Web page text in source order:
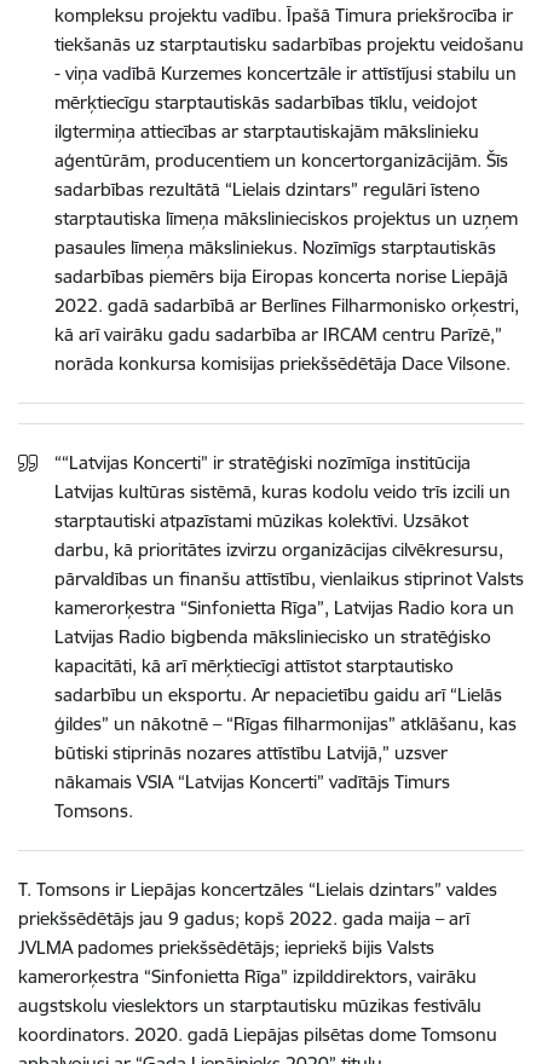
kompleksu projektu vadību. Īpašā Timura priekšrocība ir
tiekšanās uz starptautisku sadarbības projektu veidošanu
- viņa vadībā Kurzemes koncertzāle ir attīstījusi stabilu un
mērķtiecīgu starptautiskās sadarbības tīklu, veidojot
ilgtermiņa attiecības ar starptautiskajām mākslinieku
aģentūrām, producentiem un koncertorganizācijām. Šīs
sadarbības rezultātā “Lielais dzintars” regulāri īsteno
starptautiska līmeņa mākslinieciskos projektus un uzņem
pasaules līmeņa māksliniekus. Nozīmīgs starptautiskās
sadarbības piemērs bija Eiropas koncerta norise Liepājā
2022. gadā sadarbībā ar Berlīnes Filharmonisko orķestri,
kā arī vairāku gadu sadarbība ar IRCAM centru Parīzē,”
norāda konkursa komisijas priekšsēdētāja Dace Vilsone.
““Latvijas Koncerti” ir stratēģiski nozīmīga institūcija
Latvijas kultūras sistēmā, kuras kodolu veido trīs izcili un
starptautiski atpazīstami mūzikas kolektīvi. Uzsākot
darbu, kā prioritātes izvirzu organizācijas cilvēkresursu,
pārvaldības un finanšu attīstību, vienlaikus stiprinot Valsts
kamerorķestra “Sinfonietta Rīga”, Latvijas Radio kora un
Latvijas Radio bigbenda māksliniecisko un stratēģisko
kapacitāti, kā arī mērķtiecīgi attīstot starptautisko
sadarbību un eksportu. Ar nepacietību gaidu arī “Lielās
ģildes” un nākotnē – “Rīgas filharmonijas” atklāšanu, kas
būtiski stiprinās nozares attīstību Latvijā,” uzsver
nākamais VSIA “Latvijas Koncerti” vadītājs Timurs
Tomsons.
T. Tomsons ir Liepājas koncertzāles “Lielais dzintars” valdes
priekšsēdētājs jau 9 gadus; kopš 2022. gada maija – arī
JVLMA padomes priekšsēdētājs; iepriekš bijis Valsts
kamerorķestra “Sinfonietta Rīga” izpilddirektors, vairāku
augstskolu vieslektors un starptautisku mūzikas festivālu
koordinators. 2020. gadā Liepājas pilsētas dome Tomsonu